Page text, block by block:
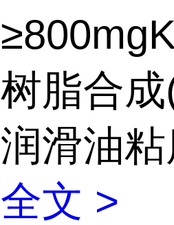
树脂合
润滑油粘
全文 >